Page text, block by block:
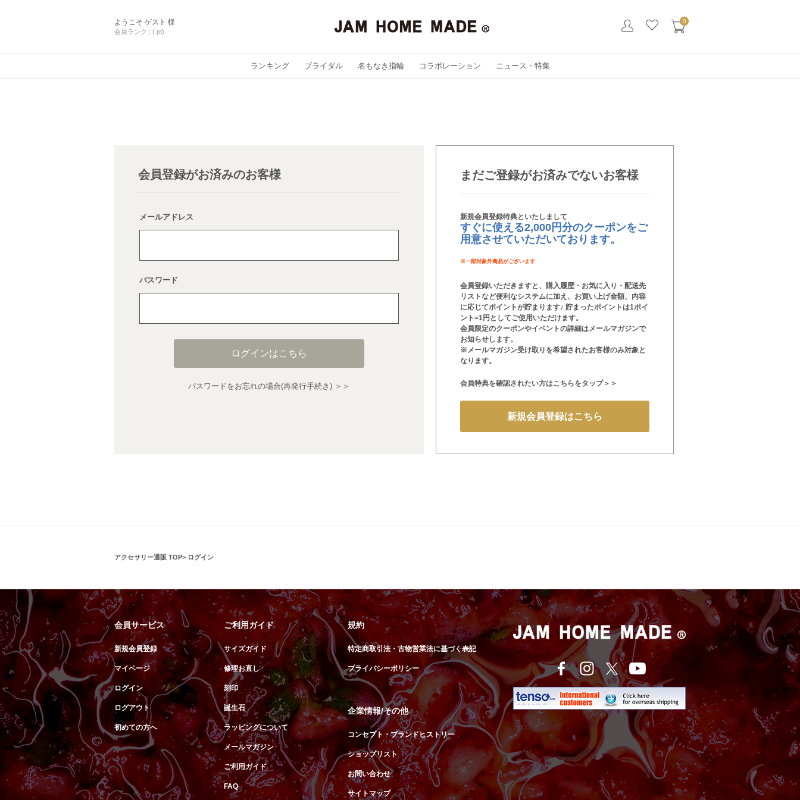
ようこそ ゲスト 様
会員ランク : ( pt)
0
ランキング ブライダル 名もなき指輪 コラボレーション ニュース・特集
会員登録がお済みのお客様
メールアドレス
パスワード
ログインはこちら
パスワードをお忘れの場合(再発行手続き) ＞＞
まだご登録がお済みでないお客様
新規会員登録特典といたしまして
すぐに使える2,000円分のクーポンをご
用意させていただいております。
※一部対象外商品がございます
会員登録いただきますと、購入履歴・お気に入り・配送先
リストなど便利なシステムに加え、お買い上げ金額、内容
に応じてポイントが貯まります♪ 貯まったポイントは1ポイ
ント=1円としてご使用いただけます。
会員限定のクーポンやイベントの詳細はメールマガジンで
お知らせします。
※メールマガジン受け取りを希望されたお客様のみ対象と
なります。
会員特典を確認されたい方はこちらをタップ＞＞
新規会員登録はこちら
アクセサリー通販 TOP ログイン
会員サービス
新規会員登録
マイページ
ログイン
ログアウト
初めての方へ
ご利用ガイド
サイズガイド
修理お直し
刻印
誕生石
ラッピングについて
メールマガジン
ご利用ガイド
FAQ
規約
特定商取引法・古物営業法に基づく表記
プライバシーポリシー
企業情報/その他
コンセプト・ブランドヒストリー
ショップリスト
お問い合わせ
サイトマップ